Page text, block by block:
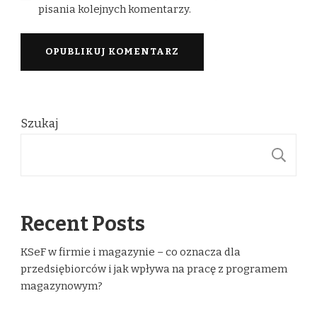
pisania kolejnych komentarzy.
Szukaj
Recent Posts
KSeF w firmie i magazynie – co oznacza dla
przedsiębiorców i jak wpływa na pracę z programem
magazynowym?